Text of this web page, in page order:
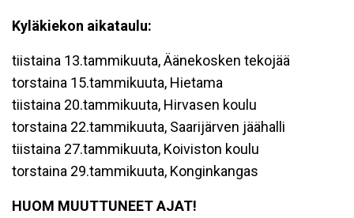
Kyläkiekon aikataulu:
tiistaina 13.tammikuuta, Äänekosken tekojää
torstaina 15.tammikuuta, Hietama
tiistaina 20.tammikuuta, Hirvasen koulu
torstaina 22.tammikuuta, Saarijärven jäähalli
tiistaina 27.tammikuuta, Koiviston koulu
torstaina 29.tammikuuta, Konginkangas
HUOM MUUTTUNEET AJAT!